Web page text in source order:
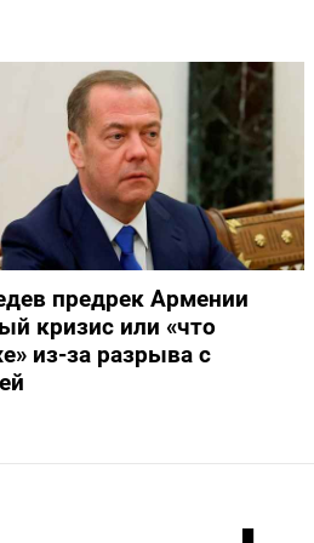
предрек Армении
кризис или «что
из-за разрыва с